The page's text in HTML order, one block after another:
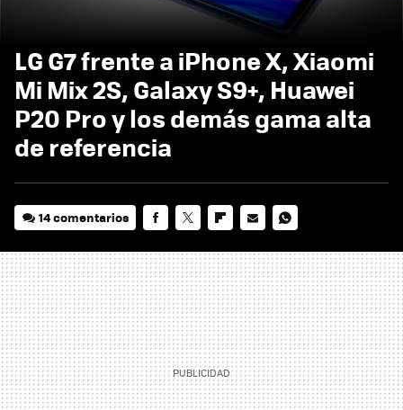
LG G7 frente a iPhone X, Xiaomi
Mi Mix 2S, Galaxy S9+, Huawei
P20 Pro y los demás gama alta
de referencia
14 comentarios
MAIL